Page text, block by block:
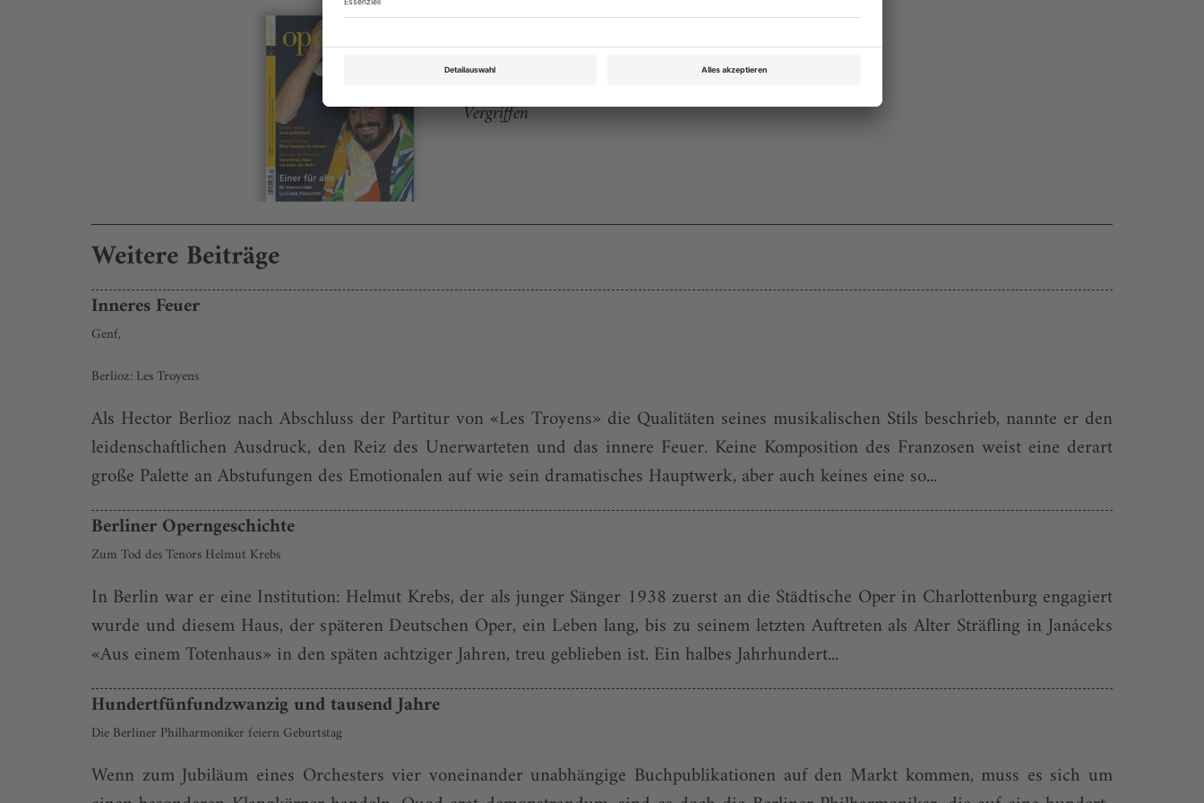
Opernwelt November 2007
Rubrik: Kurz berichtet, Seite 47
von Matthias Norquet
Vergriffen
Weitere Beiträge
Inneres Feuer
Genf,
Berlioz: Les Troyens
Als Hector Berlioz nach Abschluss der Partitur von «Les Troyens» die Qualitäten seines musikalischen Stils beschrieb, nannte er den
leidenschaftlichen Ausdruck, den Reiz des Unerwarteten und das innere Feuer. Keine Komposition des Franzosen weist eine derart
große Palette an Abstufungen des Emotionalen auf wie sein dramatisches Hauptwerk, aber auch keines eine so...
Berliner Operngeschichte
Zum Tod des Tenors Helmut Krebs
In Berlin war er eine Institution: Helmut Krebs, der als junger Sänger 1938 zuerst an die Städtische Oper in Charlottenburg engagiert
wurde und diesem Haus, der späteren Deutschen Oper, ein Leben lang, bis zu seinem letzten Auftreten als Alter Sträfling in Janáceks
«Aus einem Totenhaus» in den späten achtziger Jahren, treu geblieben ist. Ein halbes Jahrhundert...
Hundertfünfundzwanzig und tausend Jahre
Die Berliner Philharmoniker feiern Geburtstag
Wenn zum Jubiläum eines Orchesters vier voneinander unabhängige Buch­publikationen auf den Markt kommen, muss es sich um